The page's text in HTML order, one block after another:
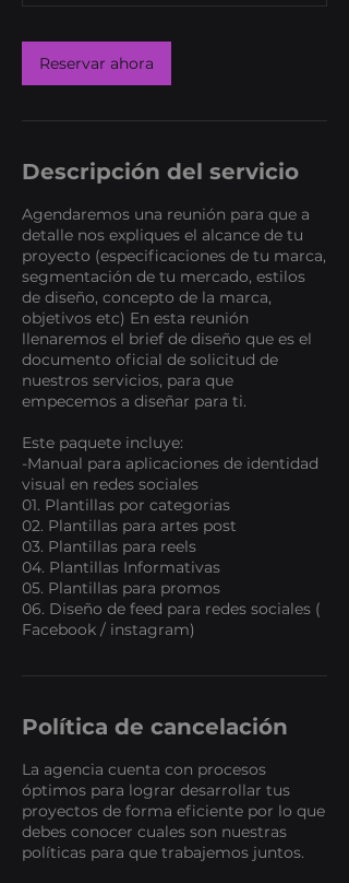
Reservar ahora
Descripción del servicio
Agendaremos una reunión para que a
detalle nos expliques el alcance de tu
proyecto (especificaciones de tu marca,
segmentación de tu mercado, estilos
de diseño, concepto de la marca,
objetivos etc) En esta reunión
llenaremos el brief de diseño que es el
documento oficial de solicitud de
nuestros servicios, para que
empecemos a diseñar para ti.
Este paquete incluye:
-Manual para aplicaciones de identidad
visual en redes sociales
01. Plantillas por categorias
02. Plantillas para artes post
03. Plantillas para reels
04. Plantillas Informativas
05. Plantillas para promos
06. Diseño de feed para redes sociales (
Facebook / instagram)
Política de cancelación
La agencia cuenta con procesos
óptimos para lograr desarrollar tus
proyectos de forma eficiente por lo que
debes conocer cuales son nuestras
políticas para que trabajemos juntos.